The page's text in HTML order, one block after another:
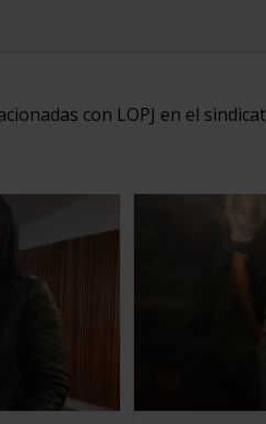
con LOPJ en el